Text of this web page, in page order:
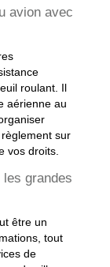
avion avec
roulant. Il
aérienneau
règlement sur
vos droits.
grandes
être un
, tout
de